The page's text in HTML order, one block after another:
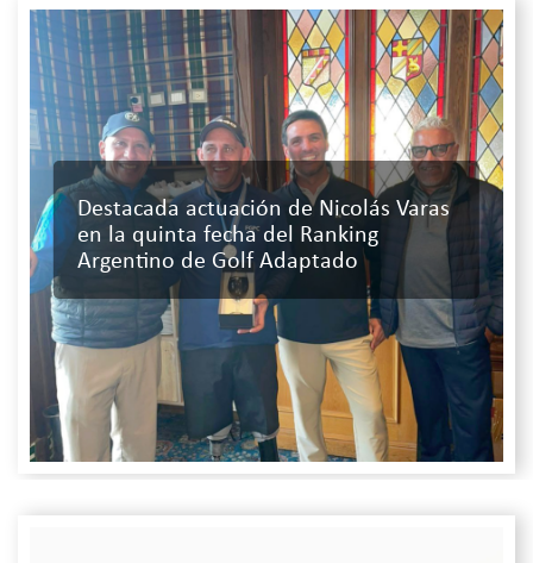
Destacada actuación de Nicolás Varas
en la quinta fecha del Ranking
Argentino de Golf Adaptado